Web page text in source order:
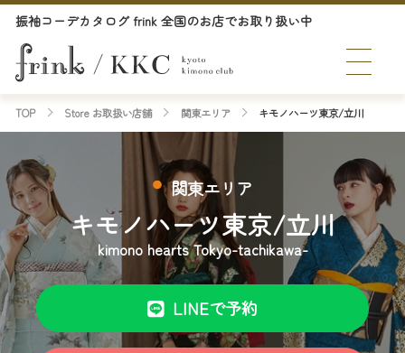
振袖コーデカタログ frink 全国のお店でお取り扱い中
TOP Store お取扱い店舗 関東エリア キモノハーツ東京/立川
関東エリア
キモノハーツ東京/立川
kimono hearts Tokyo-tachikawa-
LINEで予約